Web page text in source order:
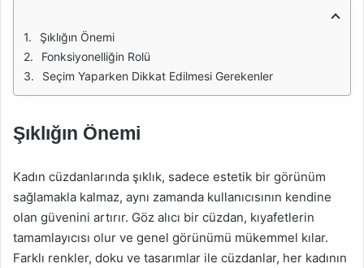
Şıklığın Önemi
Fonksiyonelliğin Rolü
Seçim Yaparken Dikkat Edilmesi Gerekenler
Şıklığın Önemi
Kadın cüzdanlarında şıklık, sadece estetik bir görünüm
sağlamakla kalmaz, aynı zamanda kullanıcısının kendine
olan güvenini artırır. Göz alıcı bir cüzdan, kıyafetlerin
tamamlayıcısı olur ve genel görünümü mükemmel kılar.
Farklı renkler, doku ve tasarımlar ile cüzdanlar, her kadının